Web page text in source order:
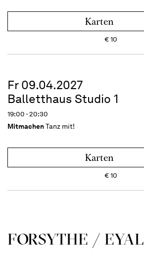
Karten
€10
Fr 09.04.2027
Balletthaus Studio 1
19:00 - 20:30
MitmachenTanz mit!
Karten
€10
FORSYTHE / EYAL